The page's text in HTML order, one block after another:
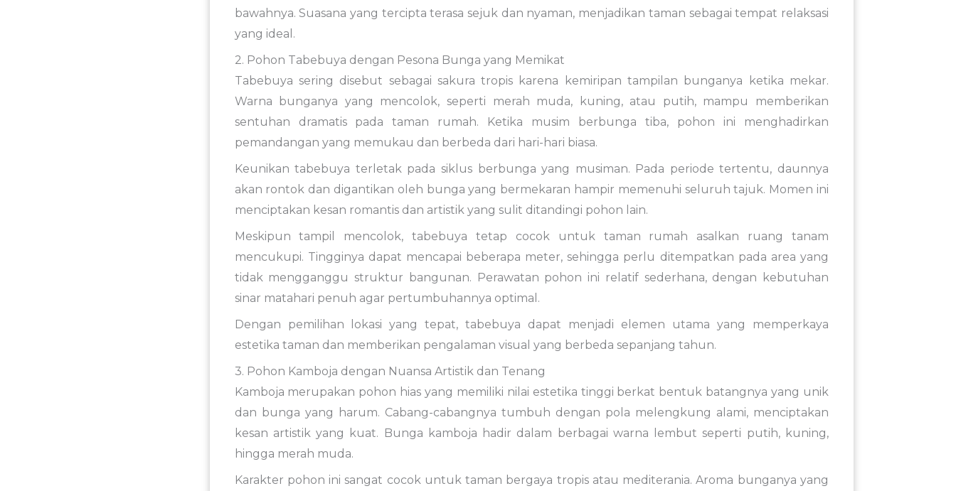
bawahnya. Suasana yang tercipta terasa sejuk dan nyaman, menjadikan taman sebagai tempat relaksasi
yang ideal.
2. Pohon Tabebuya dengan Pesona Bunga yang Memikat
Tabebuya sering disebut sebagai sakura tropis karena kemiripan tampilan bunganya ketika mekar.
Warna bunganya yang mencolok, seperti merah muda, kuning, atau putih, mampu memberikan
sentuhan dramatis pada taman rumah. Ketika musim berbunga tiba, pohon ini menghadirkan
pemandangan yang memukau dan berbeda dari hari-hari biasa.
Keunikan tabebuya terletak pada siklus berbunga yang musiman. Pada periode tertentu, daunnya
akan rontok dan digantikan oleh bunga yang bermekaran hampir memenuhi seluruh tajuk. Momen ini
menciptakan kesan romantis dan artistik yang sulit ditandingi pohon lain.
Meskipun tampil mencolok, tabebuya tetap cocok untuk taman rumah asalkan ruang tanam
mencukupi. Tingginya dapat mencapai beberapa meter, sehingga perlu ditempatkan pada area yang
tidak mengganggu struktur bangunan. Perawatan pohon ini relatif sederhana, dengan kebutuhan
sinar matahari penuh agar pertumbuhannya optimal.
Dengan pemilihan lokasi yang tepat, tabebuya dapat menjadi elemen utama yang memperkaya
estetika taman dan memberikan pengalaman visual yang berbeda sepanjang tahun.
3. Pohon Kamboja dengan Nuansa Artistik dan Tenang
Kamboja merupakan pohon hias yang memiliki nilai estetika tinggi berkat bentuk batangnya yang unik
dan bunga yang harum. Cabang-cabangnya tumbuh dengan pola melengkung alami, menciptakan
kesan artistik yang kuat. Bunga kamboja hadir dalam berbagai warna lembut seperti putih, kuning,
hingga merah muda.
Karakter pohon ini sangat cocok untuk taman bergaya tropis atau mediterania. Aroma bunganya yang